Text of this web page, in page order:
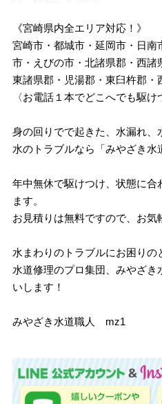
《宮崎県内全エリア対応！》
宮崎市・都城市・延岡市・日南
市・えびの市・北諸県郡・西諸
東諸県郡・児湯郡・東臼杵郡・
〈お電話１本でどこへでも駆け
身の回りでで起きた、水漏れ、
水のトラブルなら「みやざき水
年中無休で駆けつけ、状態に合
ます。
お見積りは無料ですので、お気
水まわりのトラブルにお困りの
水道修理のプロ集団、みやざ
いします！
みやざき水道職人 mz1